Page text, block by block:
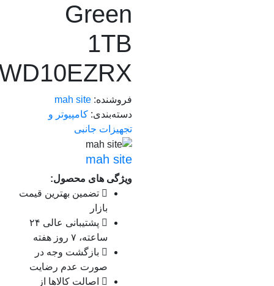
Green
1TB
WD10EZRX
فروشنده: mah site
دسته‌بندی: کامپیوتر و
تجهیزات جانبی
mah site
ویژگی های محصول:
تضمین بهترین قیمت
بازار
پشتیبانی عالی ۲۴
ساعته، ۷ روز هفته
بازگشت وجه در
صورت عدم رضایت
اصالت کالاها از